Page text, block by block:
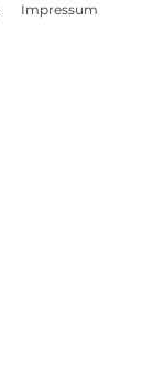
Impressum